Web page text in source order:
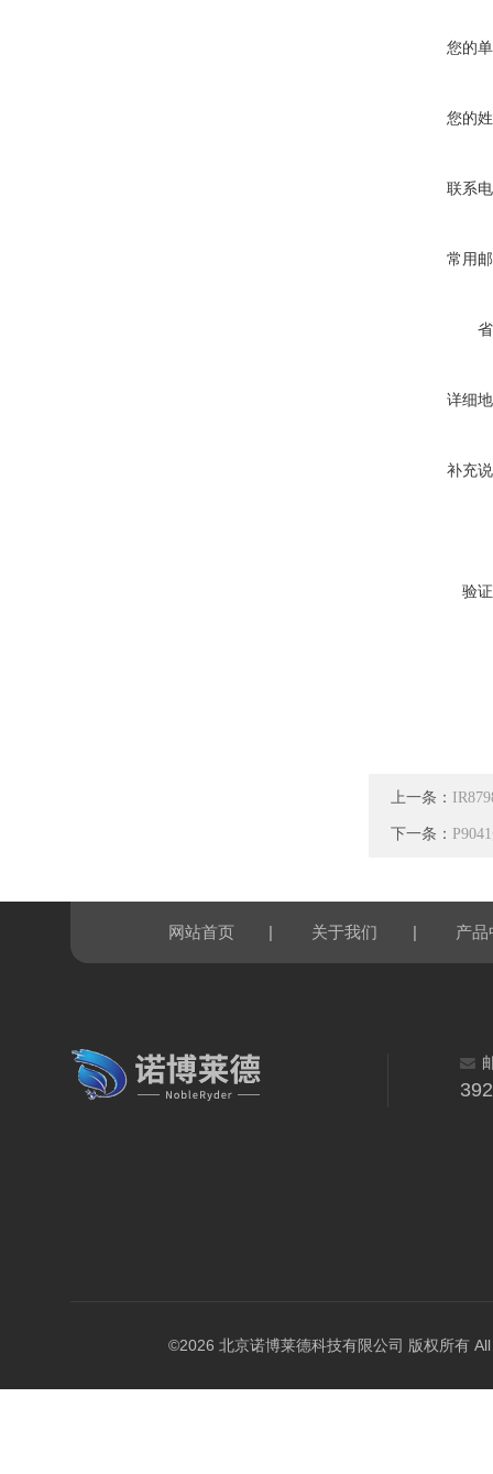
您的
您的
联系
常用
详细
补充
验
上一条：
下一条：
网站首页 | 关于我们 | 产品
©2026 北京诺博莱德科技有限公司 版权所有